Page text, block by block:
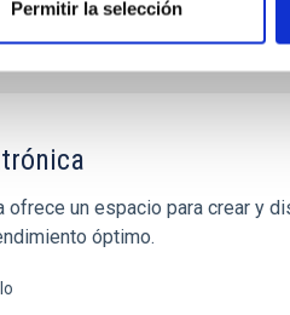
Permitir la selección
ofrece un espacio para crear y
óptimo.